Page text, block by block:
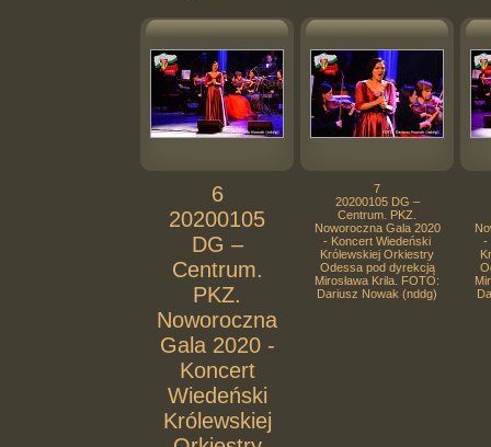
6
20200105
DG –
Centrum.
PKZ.
Noworoczna
Gala 2020 -
Koncert
Wiedeński
Królewskiej
7
20200105 DG –
Centrum. PKZ.
Noworoczna Gala 2020
- Koncert Wiedeński
Królewskiej Orkiestry
Odessa pod dyrekcją
Mirosława Krila. FOTO:
Dariusz Nowak (nddg)
-